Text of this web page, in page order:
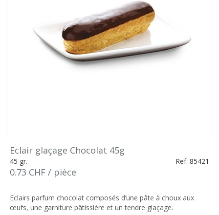
Eclair glaçage Chocolat 45g
45 gr. Ref: 85421
0.73 CHF / pièce
Eclairs parfum chocolat composés d’une pâte à choux aux
œufs, une garniture pâtissière et un tendre glaçage.